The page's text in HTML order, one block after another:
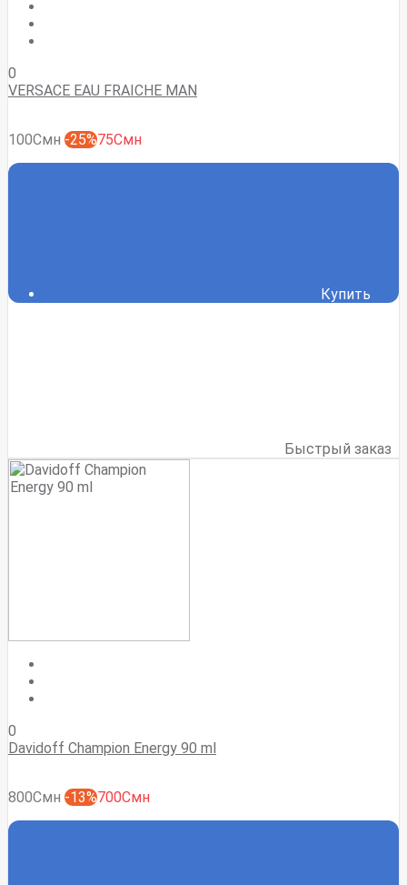
0
VERSACE EAU FRAICHE MAN
100Смн -25%75Смн
Купить
Быстрый заказ
0
Davidoff Champion Energy 90 ml
800Смн -13%700Смн